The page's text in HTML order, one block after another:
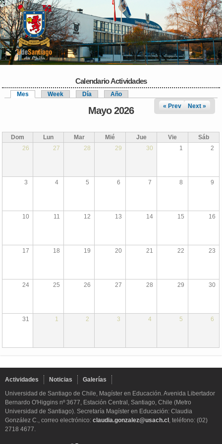
contenido
principal
Calendario Actividades
Solapas principales
Mes (solapa activa)
Week Día Año
Mayo 2026 « Prev Next »
Dom Lun Mar Mié Jue Vie
Sáb
26
27 28 29 30 1 2
3 4 5 6 7 8 9
10 11 12 13 14 15 16
17 18 19 20 21 22 23
24 25 26 27 28 29 30
31 1 2 3 4 5 6
Actividades Noticias
Galerías
Universidad de Santiago de Chile, Magíster en Educación. Avenida Libertador
Bernardo O'Higgins nº 3677, Estación Central, Santiago, Chile (Metro
Universidad de Santiago). Secretaría Magíster en Educación: Claudia
González C., correo electrónico: claudia.gonzalez@usach.cl , teléfono: (02)
2718 4677.